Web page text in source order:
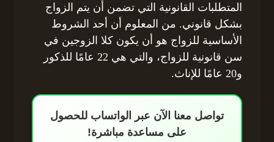
المتطلبات القانونية التي تضمن أن يتم الزواج
بشكل قانوني. من المعلوم أن أحد الشروط
الأساسية للزواج هو أن يكون كلا الزوجين في
سن قانونية للزواج، والتي هي 22 عامًا للذكور
و20 عامًا للإناث.
تواصل معنا الآن عبر الواتساب للحصول
على مساعدة مباشرة!